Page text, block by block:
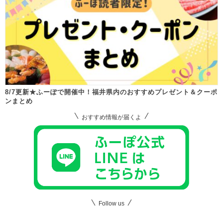
8/7更新★ふーぽで開催中！福井県内のおすすめプレゼント＆クーポ
ンまとめ
おすすめ情報が届くよ
Follow us